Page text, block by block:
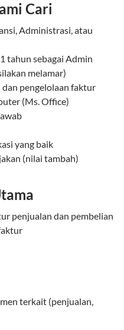
Cari
Administrasi, atau
tahun sebagai Admin
melamar)
pengelolaan faktur
(Ms. Office)
yang baik
(nilai tambah)
penjualan dan pembelian
terkait (penjualan,